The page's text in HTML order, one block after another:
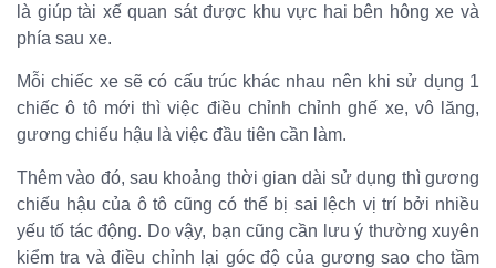
là giúp tài xế quan sát được khu vực hai bên hông xe và
phía sau xe.
Mỗi chiếc xe sẽ có cấu trúc khác nhau nên khi sử dụng 1
chiếc ô tô mới thì việc điều chỉnh chỉnh ghế xe, vô lăng,
gương chiếu hậu là việc đầu tiên cần làm.
Thêm vào đó, sau khoảng thời gian dài sử dụng thì gương
chiếu hậu của ô tô cũng có thể bị sai lệch vị trí bởi nhiều
yếu tố tác động. Do vậy, bạn cũng cần lưu ý thường xuyên
kiểm tra và điều chỉnh lại góc độ của gương sao cho tầm